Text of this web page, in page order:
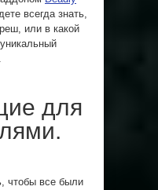
всегда знать,
или в какой
для
чтобы все были